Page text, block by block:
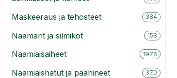
Maskeeraus ja tehosteet 384
Naamarit ja silmikot 158
Naamiaisaiheet 1976
Naamiaishatut ja päähineet 370